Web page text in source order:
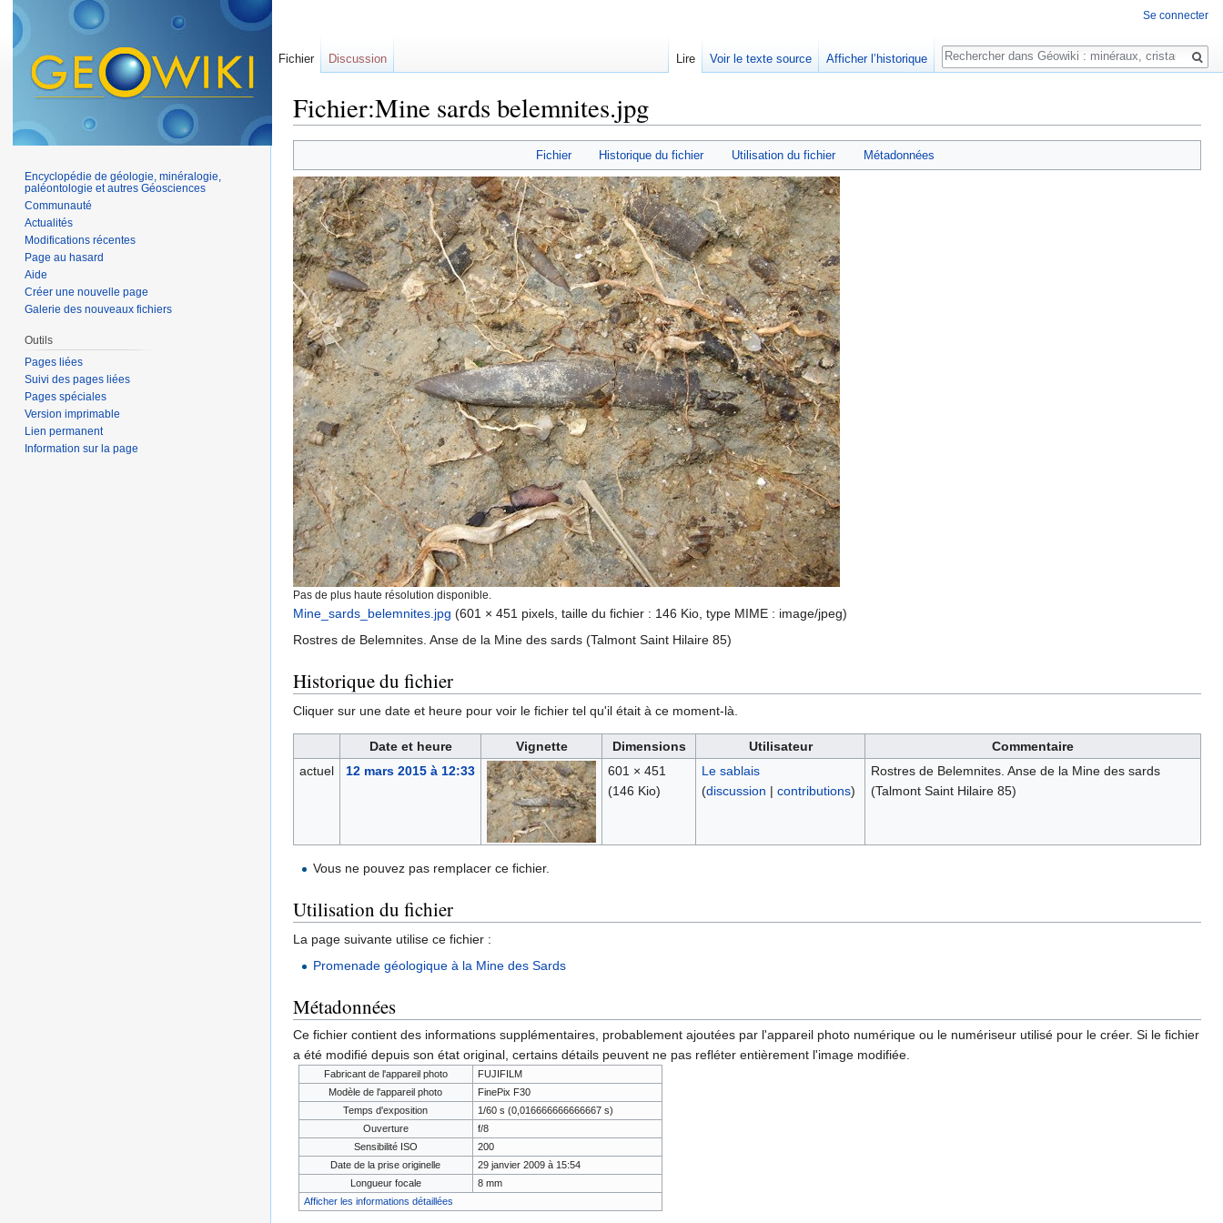
Fichier:Mine sards belemnites.jpg
Fichier Historique du fichier Utilisation du fichier Métadonnées
Pas de plus haute résolution disponible.
Mine_sards_belemnites.jpg (601 × 451 pixels, taille du fichier : 146 Kio, type MIME : image/jpeg)
Rostres de Belemnites. Anse de la Mine des sards (Talmont Saint Hilaire 85)
Historique du fichier
Cliquer sur une date et heure pour voir le fichier tel qu'il était à ce moment-là.
Date et heure Vignette Dimensions Utilisateur
Commentaire
actuel
12 mars 2015 à 12:33
601 × 451
(146 Kio)
Le sablais
(discussion | contributions)
Rostres de Belemnites. Anse de la Mine des sards
(Talmont Saint Hilaire 85)
Vous ne pouvez pas remplacer ce fichier.
Utilisation du fichier
La page suivante utilise ce fichier :
Promenade géologique à la Mine des Sards
Métadonnées
Ce fichier contient des informations supplémentaires, probablement ajoutées par l'appareil photo numérique ou le numériseur utilisé pour le créer. Si le fichier
a été modifié depuis son état original, certains détails peuvent ne pas refléter entièrement l'image modifiée.
Fabricant de l'appareil photo
FUJIFILM
Modèle de l'appareil photo
FinePix F30
Temps d'exposition
1/60 s (0,016666666666667 s)
Ouverture
f/8
Sensibilité ISO
200
Date de la prise originelle
29 janvier 2009 à 15:54
Longueur focale
8 mm
Afficher les informations détaillées
Se connecter
Fichier Discussion Lire Voir le texte source Afficher l’historique
Rechercher
Encyclopédie de géologie, minéralogie,
paléontologie et autres Géosciences
Communauté
Actualités
Modifications récentes
Page au hasard
Aide
Créer une nouvelle page
Galerie des nouveaux fichiers
Outils
Pages liées
Suivi des pages liées
Pages spéciales
Version imprimable
Lien permanent
Information sur la page